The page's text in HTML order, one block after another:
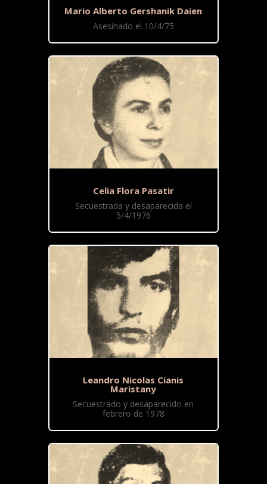
Mario Alberto Gershanik Daien
Asesinado el 10/4/75
Celia Flora Pasatir
Secuestrada y desaparecida el
5/4/1976
Leandro Nicolas Cianis
Maristany
Secuestrado y desaparecido en
febrero de 1978